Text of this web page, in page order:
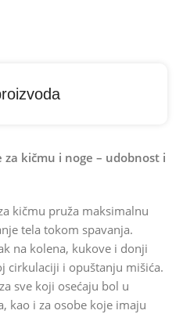
kičmu i noge – udobnost i
kičmu pruža maksimalnu
tela tokom spavanja.
na kolena, kukove i donji
cirkulaciji i opuštanju mišića.
sve koji osećaju bol u
kao i za osobe koje imaju